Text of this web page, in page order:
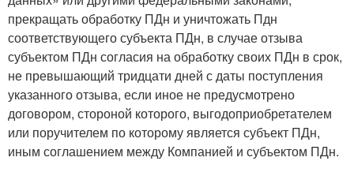
прекращать обработку ПДн и уничтожать Пдн
соответствующего субъекта ПДн, в случае отзыва
субъектом ПДн согласия на обработку своих ПДн в срок,
не превышающий тридцати дней с даты поступления
указанного отзыва, если иное не предусмотрено
договором, стороной которого, выгодоприобретателем
или поручителем по которому является субъект ПДн,
иным соглашением между Компанией и субъектом ПДн.